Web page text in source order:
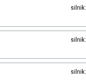
silnik:
silnik:
silnik: